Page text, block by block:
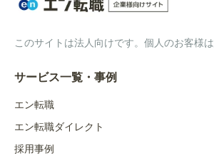
このサイトは法人向けです。個人のお客様は
サービス一覧・事例
エン転職
エン転職ダイレクト
採用事例